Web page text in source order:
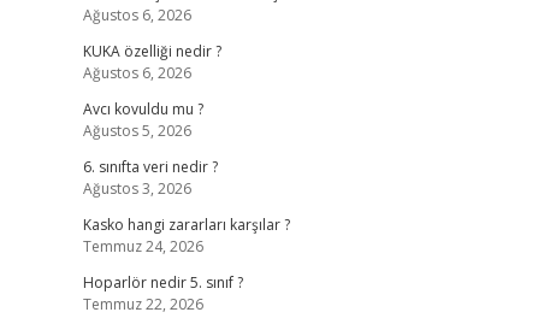
Ağustos 6, 2026
KUKA özelliği nedir ?
Ağustos 6, 2026
Avcı kovuldu mu ?
Ağustos 5, 2026
6. sınıfta veri nedir ?
Ağustos 3, 2026
Kasko hangi zararları karşılar ?
Temmuz 24, 2026
Hoparlör nedir 5. sınıf ?
Temmuz 22, 2026